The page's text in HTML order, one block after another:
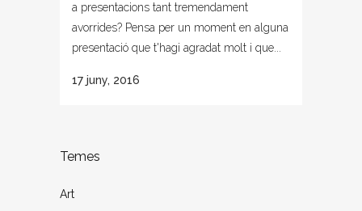
a presentacions tant tremendament
avorrides? Pensa per un moment en alguna
presentació que t'hagi agradat molt i que...
17 juny, 2016
Temes
Art